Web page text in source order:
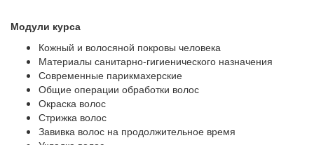
Модули курса
Кожный и волосяной покровы человека
Материалы санитарно-гигиенического назначения
Современные парикмахерские
Общие операции обработки волос
Окраска волос
Стрижка волос
Завивка волос на продолжительное время